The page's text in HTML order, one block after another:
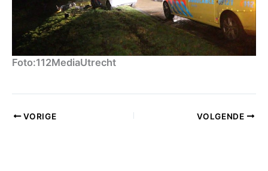
Foto:112MediaUtrecht
VORIGE VOLGENDE